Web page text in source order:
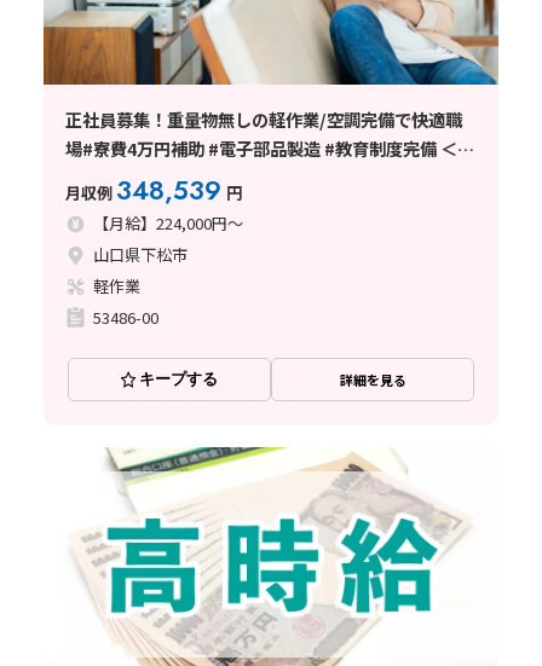
正社員募集！重量物無しの軽作業/空調完備で快適職
場#寮費4万円補助 #電子部品製造 #教育制度完備 ＜山
口県下松市＞
月収例 348,539 円
【月給】224,000円～
山口県下松市
軽作業
53486-00
キープする 詳細を見る